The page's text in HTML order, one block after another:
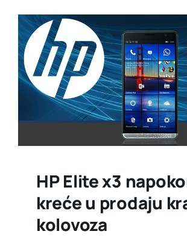
HP Elite x3
kreće u prodaju
kolovoza